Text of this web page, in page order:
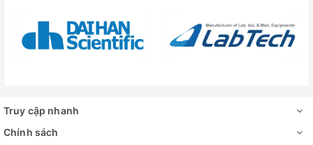
Địa chỉ: Số 122-A3, Khu đô thị Đại Kim, Phường Định Công,
Q Hoàng Mai, TP Hà Nội
Emai: thietbiytewico@gmail.com
Truy cập nhanh
Chính sách